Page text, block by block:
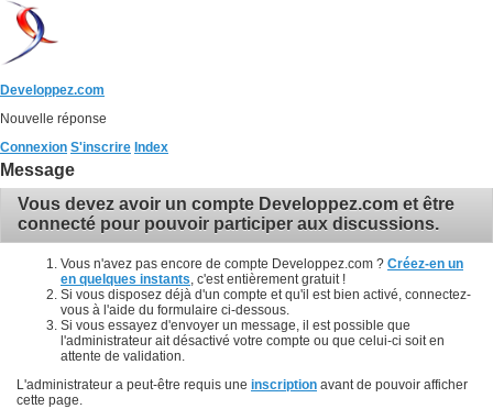
Developpez.com
Nouvelle réponse
Connexion S'inscrire Index
Message
Vous devez avoir un compte Developpez.com et être
connecté pour pouvoir participer aux discussions.
Vous n'avez pas encore de compte Developpez.com ? Créez-en un
en quelques instants , c'est entièrement gratuit !
Si vous disposez déjà d'un compte et qu'il est bien activé, connectez-
vous à l'aide du formulaire ci-dessous.
Si vous essayez d'envoyer un message, il est possible que
l'administrateur ait désactivé votre compte ou que celui-ci soit en
attente de validation.
L'administrateur a peut-être requis une inscription avant de pouvoir afficher
cette page.